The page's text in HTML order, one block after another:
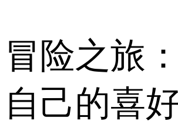
冒险之旅
自己的喜